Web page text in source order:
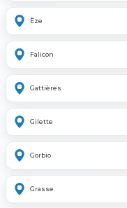
Èze
Falicon
Gattières
Gilette
Gorbio
Grasse